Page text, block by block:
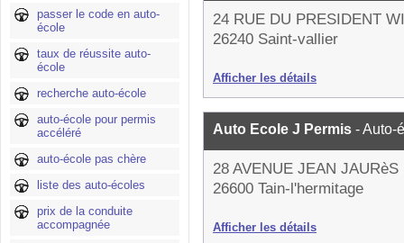
passer le code en auto-
école
taux de réussite auto-
école
recherche auto-école
auto-école pour permis
accéléré
auto-école pas chère
liste des auto-écoles
prix de la conduite
accompagnée
24 RUE DU PRESIDENT
26240 Saint-vallier
Afficher les détails
Auto Ecole J Permis - Auto-
28 AVENUE JEAN JAURèS
26600 Tain-l'hermitage
Afficher les détails